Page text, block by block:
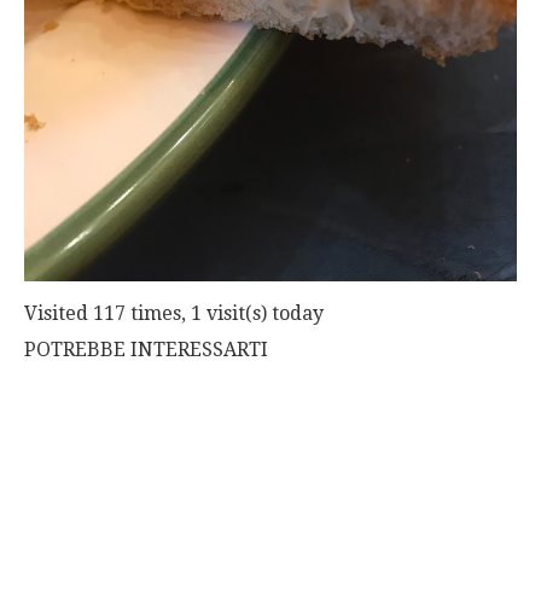
Visited 117 times, 1 visit(s) today
POTREBBE INTERESSARTI